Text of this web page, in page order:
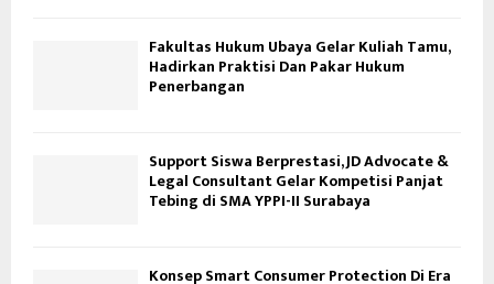
Fakultas Hukum Ubaya Gelar Kuliah Tamu,
Hadirkan Praktisi Dan Pakar Hukum
Penerbangan
Support Siswa Berprestasi, JD Advocate &
Legal Consultant Gelar Kompetisi Panjat
Tebing di SMA YPPI-II Surabaya
Konsep Smart Consumer Protection Di Era